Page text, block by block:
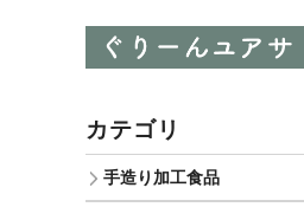
カテゴリ
手造り加工食品